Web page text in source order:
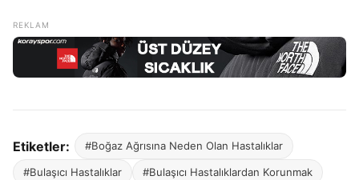
Etiketler: #Boğaz Ağrısına Neden Olan Hastalıklar
#Bulaşıcı Hastalıklar #Bulaşıcı Hastalıklardan Korunmak